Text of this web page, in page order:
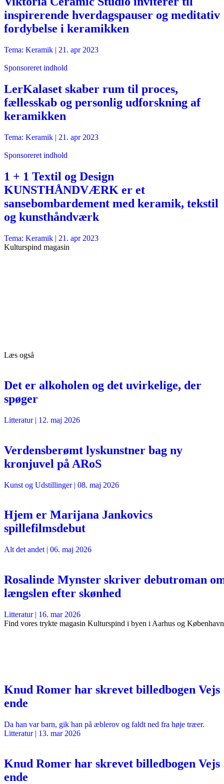
inspirerende hverdagspauser og meditativ
fordybelse i keramikken
Tema: Keramik | 21. apr 2023
Sponsoreret indhold
LerKalaset skaber rum til proces,
fællesskab og personlig udforskning af
keramikken
Tema: Keramik | 21. apr 2023
Sponsoreret indhold
1 + 1 Textil og Design
KUNSTHÅNDVÆRK er et
sansebombardement med keramik, tekstil
og kunsthåndværk
Tema: Keramik | 21. apr 2023
Kulturspind magasin
Læs også
Det er alkoholen og det uvirkelige, der
spøger
Litteratur| 12. maj 2026
Verdensberømt lyskunstner bag ny
kronjuvel på ARoS
Kunst og Udstillinger| 08. maj 2026
Hjem er Marijana Jankovics
spillefilmsdebut
Alt det andet | 06. maj 2026
Rosalinde Mynster skriver debutroman
længslen efter skønhed
Litteratur| 16. mar 2026
Find vores trykte magasin Kulturspind i byen i Aarhus og København
Knud Romer har skrevet billedbogen Vejs
ende
Da han var barn, gik han på æblerov og faldt ned fra høje træer.
Litteratur| 13. mar 2026
Knud Romer har skrevet billedbogen Vejs
ende